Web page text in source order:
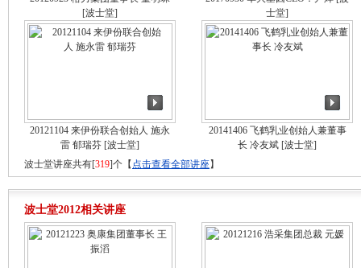
[波士堂]
士堂]
20121104 来伊份联合创始人 施永
雷 郁瑞芬 [波士堂]
20141406 飞鹤乳业创始人兼董事
长 冷友斌 [波士堂]
波士堂讲座共有[319]个【 点击查看全部讲座】
波士堂2012相关讲座